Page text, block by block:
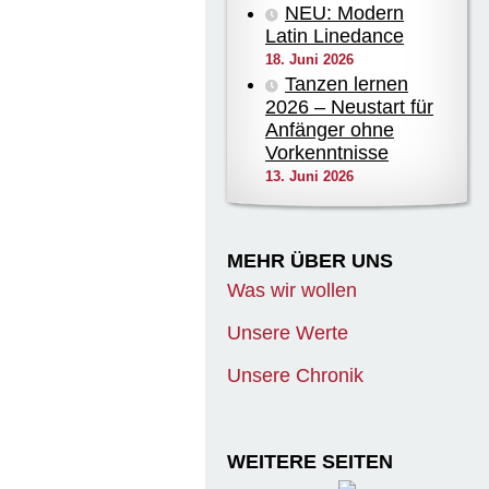
NEU: Modern
Latin Linedance
18. Juni 2026
Tanzen lernen
2026 – Neustart für
Anfänger ohne
Vorkenntnisse
13. Juni 2026
MEHR ÜBER UNS
Was wir wollen
Unsere Werte
Unsere Chronik
WEITERE SEITEN